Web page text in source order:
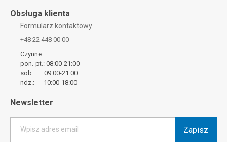
Obsługa klienta
Formularz kontaktowy
+48 22 448 00 00
Czynne:
pon.-pt.: 08:00-21:00
sob.: 09:00-21:00
ndz.: 10:00-18:00
Newsletter
Wpisz adres email Zapisz